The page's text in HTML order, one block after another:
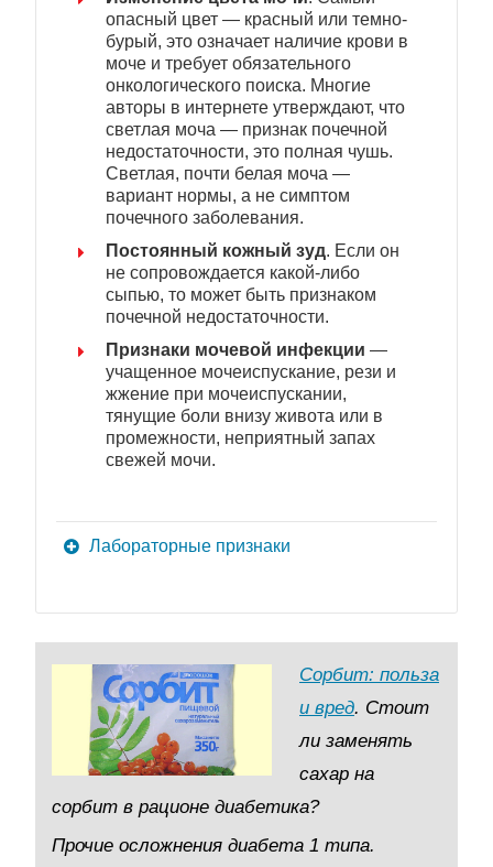
опасный цвет — красный или темно-
бурый, это означает наличие крови в
моче и требует обязательного
онкологического поиска. Многие
авторы в интернете утверждают, что
светлая моча — признак почечной
недостаточности, это полная чушь.
Светлая, почти белая моча —
вариант нормы, а не симптом
почечного заболевания.
Постоянный кожный зуд. Если он
не сопровождается какой-либо
сыпью, то может быть признаком
почечной недостаточности.
Признаки мочевой инфекции —
учащенное мочеиспускание, рези и
жжение при мочеиспускании,
тянущие боли внизу живота или в
промежности, неприятный запах
свежей мочи.
Лабораторные признаки
Сорбит: польза
и вред. Стоит
ли заменять
сахар на
сорбит в рационе диабетика?
Прочие осложнения диабета 1 типа.